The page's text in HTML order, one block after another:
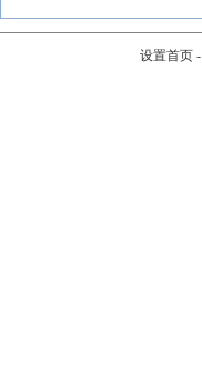
设置首页-